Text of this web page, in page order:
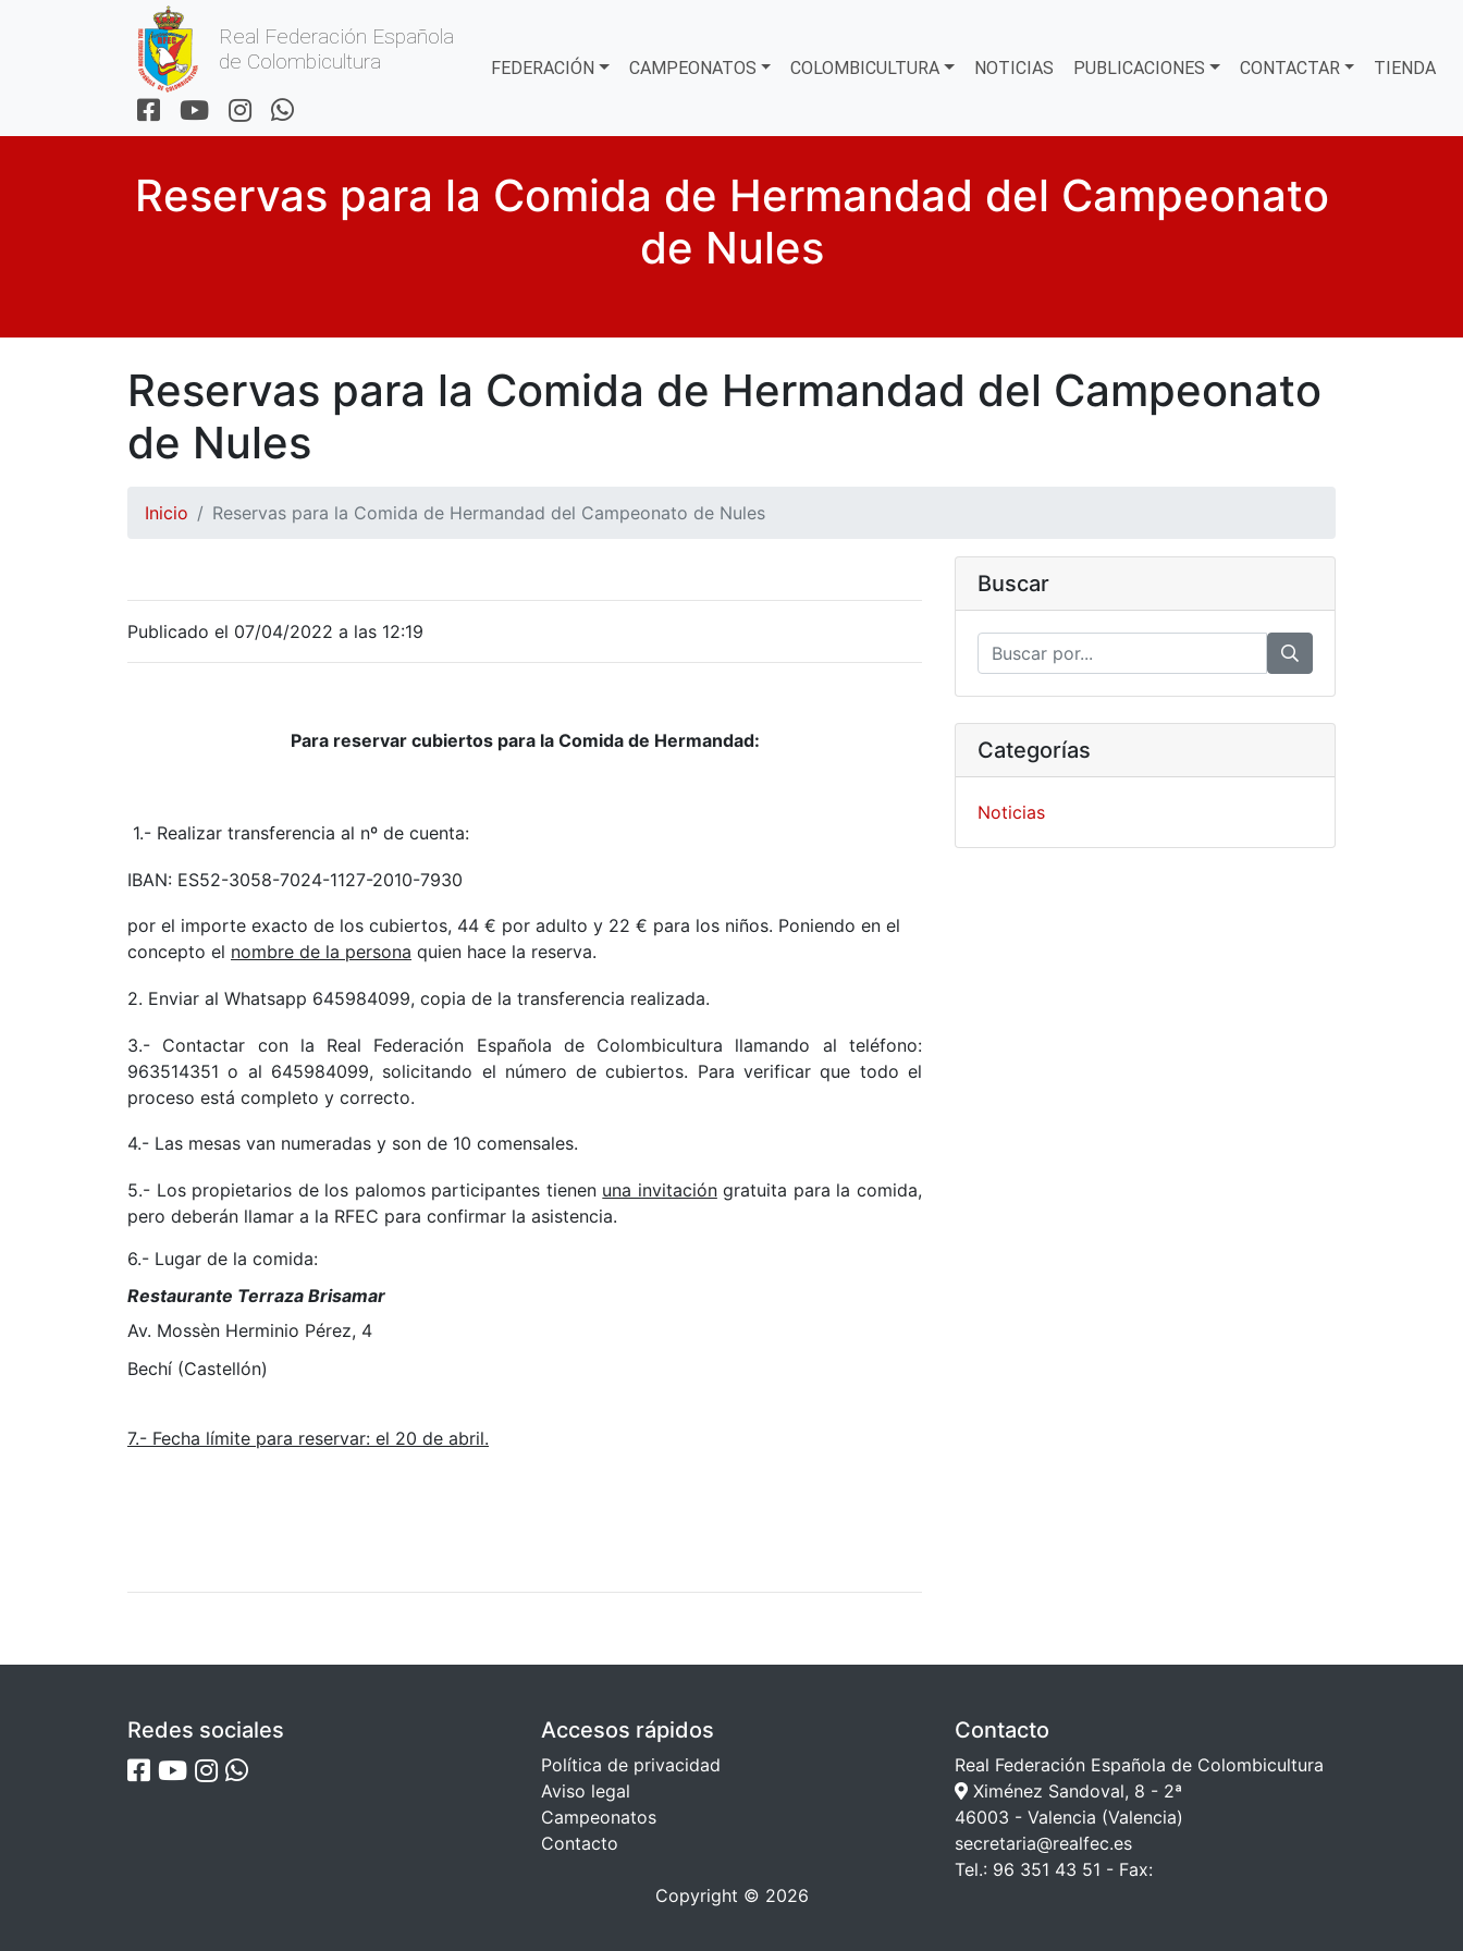
Real Federación Española
de Colombicultura
FEDERACIÓN CAMPEONATOS COLOMBICULTURA NOTICIAS PUBLICACIONES CONTACTAR TIENDA
Reservas para la Comida de Hermandad del Campeonato
de Nules
Reservas para la Comida de Hermandad del Campeonato
de Nules
Inicio Reservas para la Comida de Hermandad del Campeonato de Nules
Publicado el 07/04/2022 a las 12:19
Para reservar cubiertos para la Comidade Hermandad:
1.- Realizar transferencia al nº de cuenta:
IBAN: ES52-3058-7024-1127-2010-7930
por el importe exacto de los cubiertos, 44 € por adulto y 22 € para los niños. Poniendo en el
concepto el nombre de la persona quien hace la reserva.
2. Enviar al Whatsapp 645984099, copia de la transferencia realizada.
3.- Contactar con la Real Federación Española de Colombicultura llamando al teléfono:
963514351 o al 645984099, solicitando el número de cubiertos. Para verificar que todo el
proceso está completo y correcto.
4.- Las mesas van numeradas y son de 10 comensales.
5.- Los propietarios de los palomos participantes tienen una invitacióngratuita para la comida,
pero deberán llamar a la RFEC para confirmar la asistencia.
6.- Lugar de la comida:
Restaurante Terraza Brisamar
Av. Mossèn Herminio Pérez, 4
Bechí (Castellón)
7.- Fecha límite para reservar: el 20 de abril.
Buscar
Categorías
Noticias
Redes sociales Accesos rápidos
Política de privacidad
Aviso legal
Campeonatos
Contacto
Contacto
Real Federación Española de Colombicultura
Ximénez Sandoval, 8 - 2ª
46003 - Valencia (Valencia)
secretaria@realfec.es
Tel.: 96 351 43 51 - Fax:
Copyright © 2026